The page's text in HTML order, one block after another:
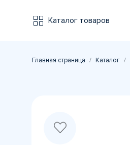
Каталог товаров
Главная страница Каталог